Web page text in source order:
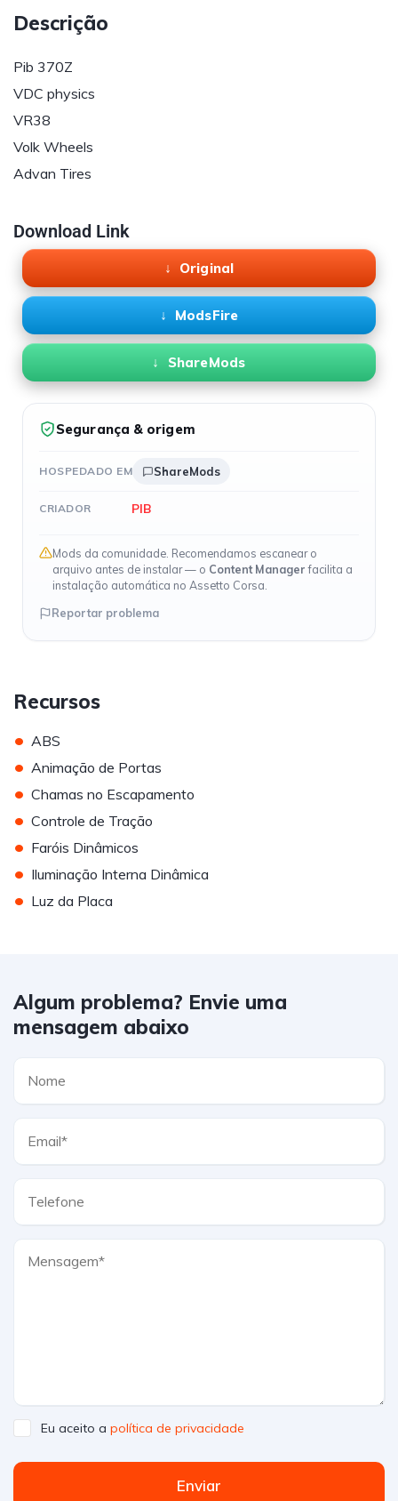
Descrição
Pib 370Z
VDC physics
VR38
Volk Wheels
Advan Tires
Download Link
Original
ModsFire
ShareMods
Segurança & origem
HOSPEDADO EM ShareMods
CRIADOR PIB
Mods da comunidade. Recomendamos escanear o
arquivo antes de instalar — o Content Managerfacilita a
instalação automática no Assetto Corsa.
Reportar problema
Recursos
• ABS
• Animação de Portas
• Chamas no Escapamento
• Controle de Tração
• Faróis Dinâmicos
• Iluminação Interna Dinâmica
• Luz da Placa
Algum problema? Envie uma
mensagem abaixo
Eu aceito a política de privacidade
Enviar